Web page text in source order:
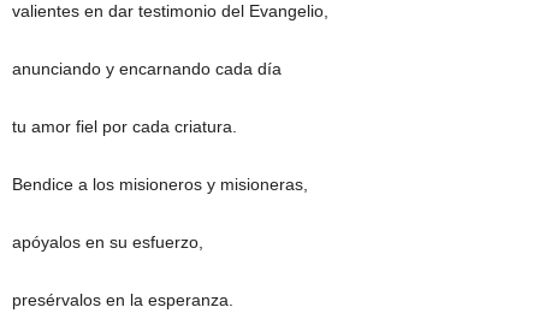
valientes en dar testimonio del Evangelio,
anunciando y encarnando cada día
tu amor fiel por cada criatura.
Bendice a los misioneros y misioneras,
apóyalos en su esfuerzo,
presérvalos en la esperanza.